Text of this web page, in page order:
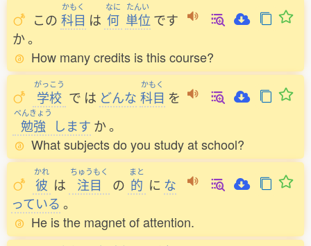
この
かもく
科目 は
なに
何
たんい
単位 です
か。
How many credits is this course?
がっこう
学校 で は どんな
かもく
科目 を
べんきょう
勉強 します か。
What subjects do you study at school?
かれ
彼 は
ちゅうもく
注目 の
まと
的 に な
っている 。
He is the magnet of attention.